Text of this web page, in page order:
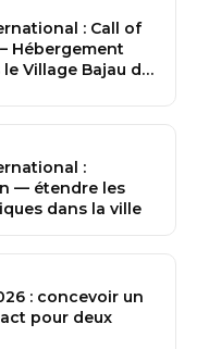
: Call of
Hébergement
Village Bajau de
:
— étendre les
dans la ville
: concevoir un
pour deux